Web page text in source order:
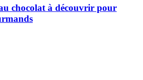
chocolat à découvrir pour